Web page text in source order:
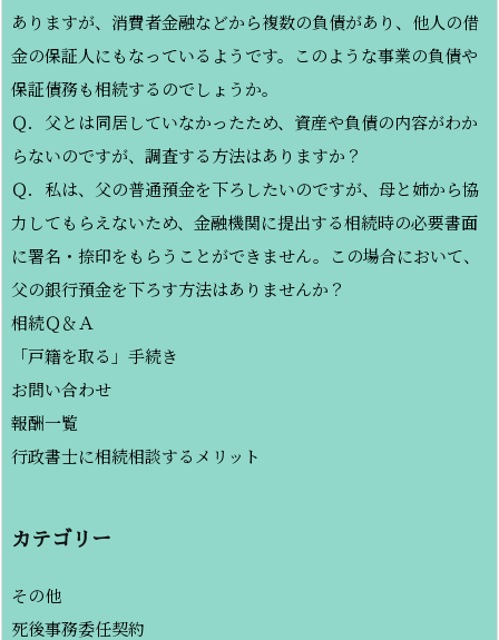
ありますが、消費者金融などから複数の負債があり、他人の借
金の保証人にもなっているようです。このような事業の負債や
保証債務も相続するのでしょうか。
Ｑ．父とは同居していなかったため、資産や負債の内容がわか
らないのですが、調査する方法はありますか？
Ｑ．私は、父の普通預金を下ろしたいのですが、母と姉から協
力してもらえないため、金融機関に提出する相続時の必要書面
に署名・捺印をもらうことができません。この場合において、
父の銀行預金を下ろす方法はありませんか？
相続Ｑ＆Ａ
「戸籍を取る」手続き
お問い合わせ
報酬一覧
行政書士に相続相談するメリット
カテゴリー
その他
死後事務委任契約